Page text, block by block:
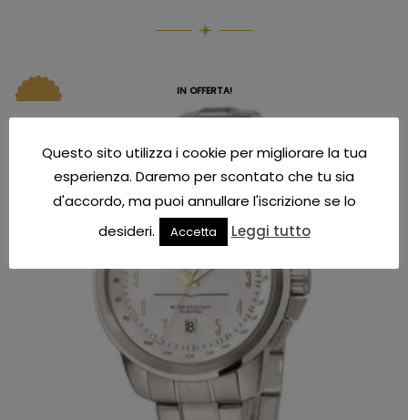
IN OFFERTA!
Questo sito utilizza i cookie per migliorare la tua
esperienza. Daremo per scontato che tu sia
d'accordo, ma puoi annullare l'iscrizione se lo
desideri.
Accetta Leggi tutto